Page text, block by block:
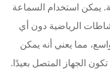
يمكن استخدام السماعة
الرياضية دون أي
مما يعني أنه يمكن
الجهاز المتصل بعيدًا.